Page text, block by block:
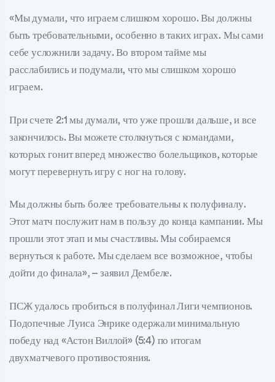
«Мы думали, что играем слишком хорошо. Вы должны
быть требовательными, особенно в таких играх. Мы сами
себе усложнили задачу. Во втором тайме мы
расслабились и подумали, что мы слишком хорошо
играем.
При счете 2:1 мы думали, что уже прошли дальше, и все
закончилось. Вы можете столкнуться с командами,
которых гонит вперед множество болельщиков, которые
могут перевернуть игру с ног на голову.
Мы должны быть более требовательны к полуфиналу.
Этот матч послужит нам в пользу до конца кампании. Мы
прошли этот этап и мы счастливы. Мы собираемся
вернуться к работе. Мы сделаем все возможное, чтобы
дойти до финала», – заявил Дембеле.
ПСЖ удалось пробиться в полуфинал Лиги чемпионов.
Подопечные Луиса Энрике одержали минимальную
победу над «Астон Виллой» (5:4) по итогам
двухматчевого противостояния.